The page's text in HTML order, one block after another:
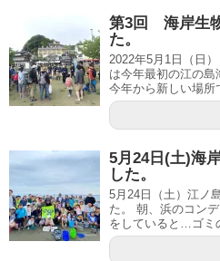
第3回 海岸生
た。
2022年5月1日（日
は今年最初の江の島
今年から新しい場所
5月24日(土)海
した。
5月24日（土）江ノ
た。 朝、浜のコン
をしていると…ゴミ